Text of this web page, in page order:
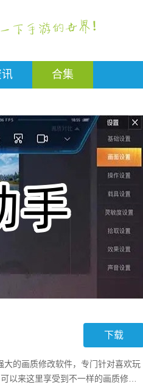
讯 合集
下载
的画质修改软件，专门针对喜欢玩
以来这里享受到不一样的画质修改